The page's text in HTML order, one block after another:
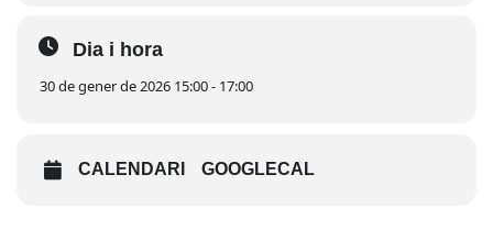
Dia i hora
30 de gener de 2026 15:00 - 17:00
CALENDARI GOOGLECAL